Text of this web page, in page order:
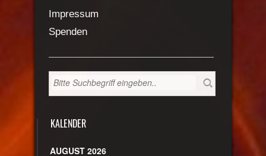
Impressum
Spenden
KALENDER
AUGUST 2026